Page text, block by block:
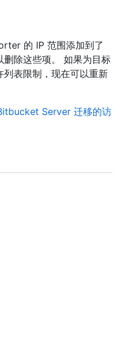
的 IP 范围添加到了
删除这些项。 如果为目标
表限制，现在可以重新
Server 迁移的访